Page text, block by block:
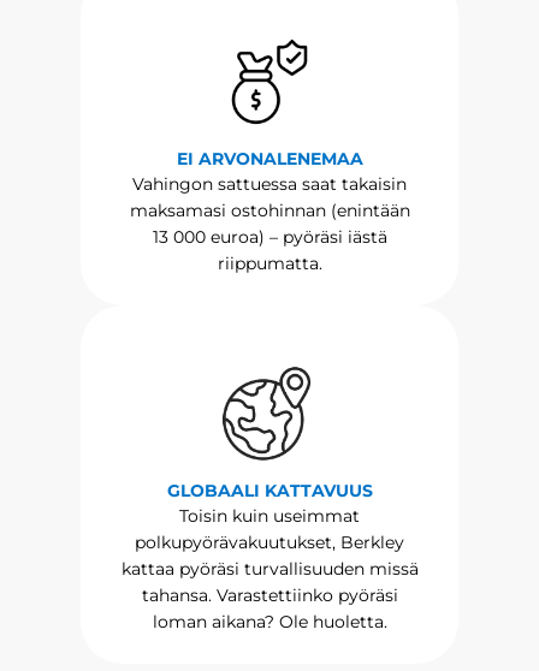
EI ARVONALENEMAA
Vahingon sattuessa saat takaisin
maksamasi ostohinnan (enintään
13 000 euroa) – pyöräsi iästä
riippumatta.
GLOBAALI KATTAVUUS
Toisin kuin useimmat
polkupyörävakuutukset, Berkley
kattaa pyöräsi turvallisuuden missä
tahansa. Varastettiinko pyöräsi
loman aikana? Ole huoletta.